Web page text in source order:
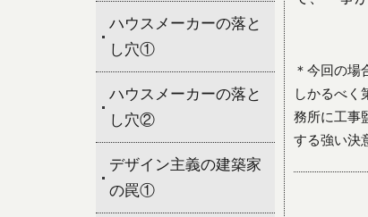
ハウスメーカーの落と
し穴①
ハウスメーカーの落と
し穴②
デザイン主義の建築家
の罠①
＊今回の場
しかるべく
務所に工事
する強い決